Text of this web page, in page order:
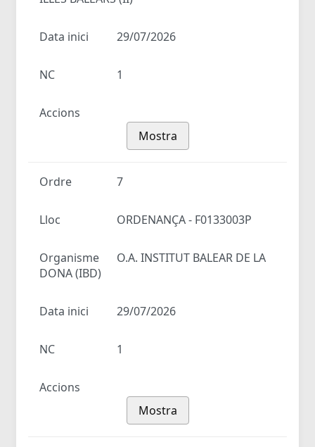
Data inici 29/07/2026
NC 1
Accions
Mostra
Ordre 7
Lloc ORDENANÇA - F0133003P
Organisme
O.A. INSTITUT BALEAR DE LA
DONA (IBD)
Data inici 29/07/2026
NC 1
Accions
Mostra